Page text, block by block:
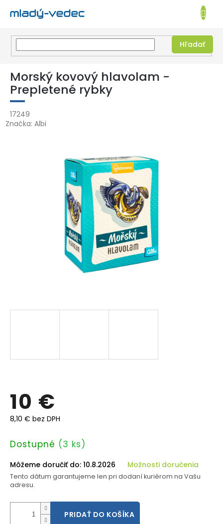
Prejsť
obsah
EUR
Hľadať
KOŠÍK
Morský kovový hlavolam -
Prepletené rybky
17249
Značka: Albi
10 €
8,10 € bez DPH
Jednotková
Dostupné (3 ks)
Môžeme doručiť do: 10.8.2026 Možnosti doručenia
Tento dátum garantujeme len pri dodaní kuriérom na Vašu
adresu.
PRIDAŤ DO KOŠÍKA